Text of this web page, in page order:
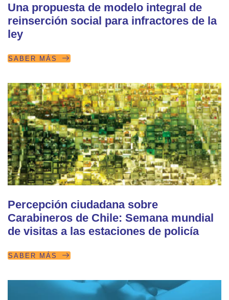
Una propuesta de modelo integral de
reinserción social para infractores de la
ley
SABER MÁS
Percepción ciudadana sobre
Carabineros de Chile: Semana mundial
de visitas a las estaciones de policía
SABER MÁS